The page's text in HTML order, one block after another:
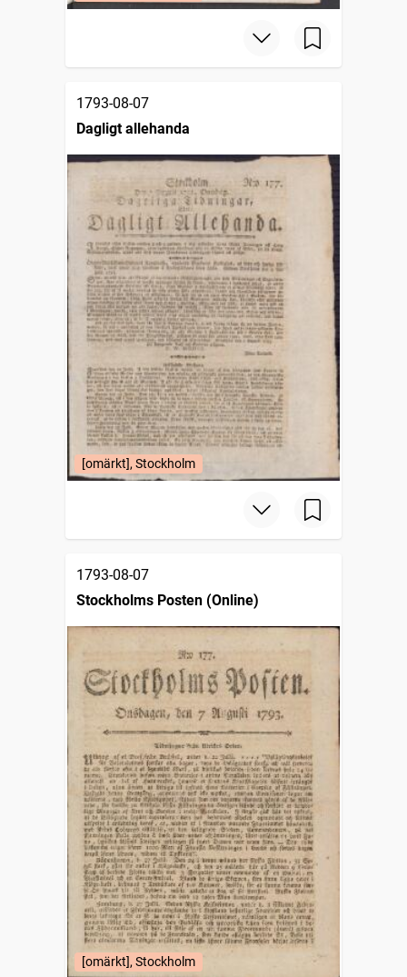
1793-08-07
Dagligt allehanda
[omärkt], Stockholm
1793-08-07
Stockholms Posten (Online)
[omärkt], Stockholm